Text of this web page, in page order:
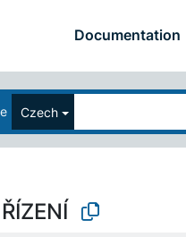
Documentation
Czech